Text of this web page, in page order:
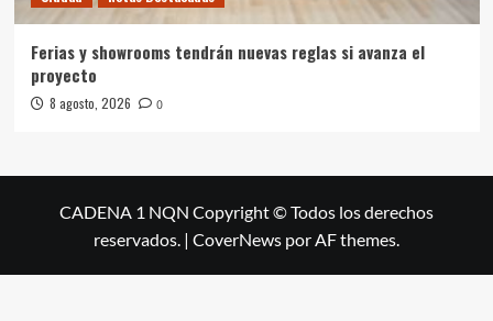
Ferias y showrooms tendrán nuevas reglas si avanza el
proyecto
8 agosto, 2026 0
CADENA 1 NQN Copyright © Todos los derechos
reservados. | CoverNews por AF themes.